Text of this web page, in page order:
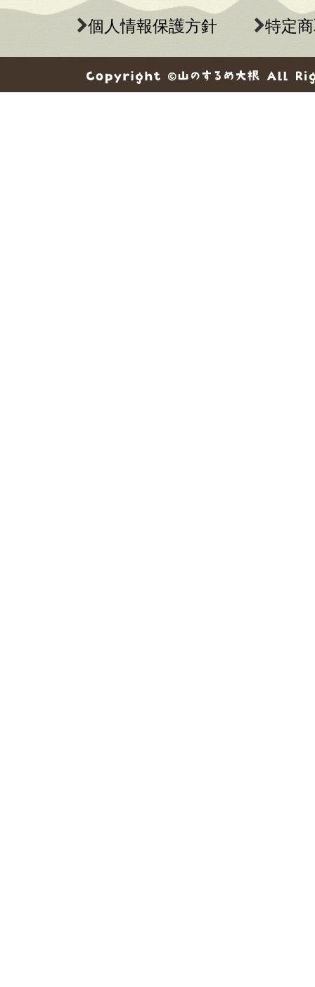
個人情報保護方針 特定